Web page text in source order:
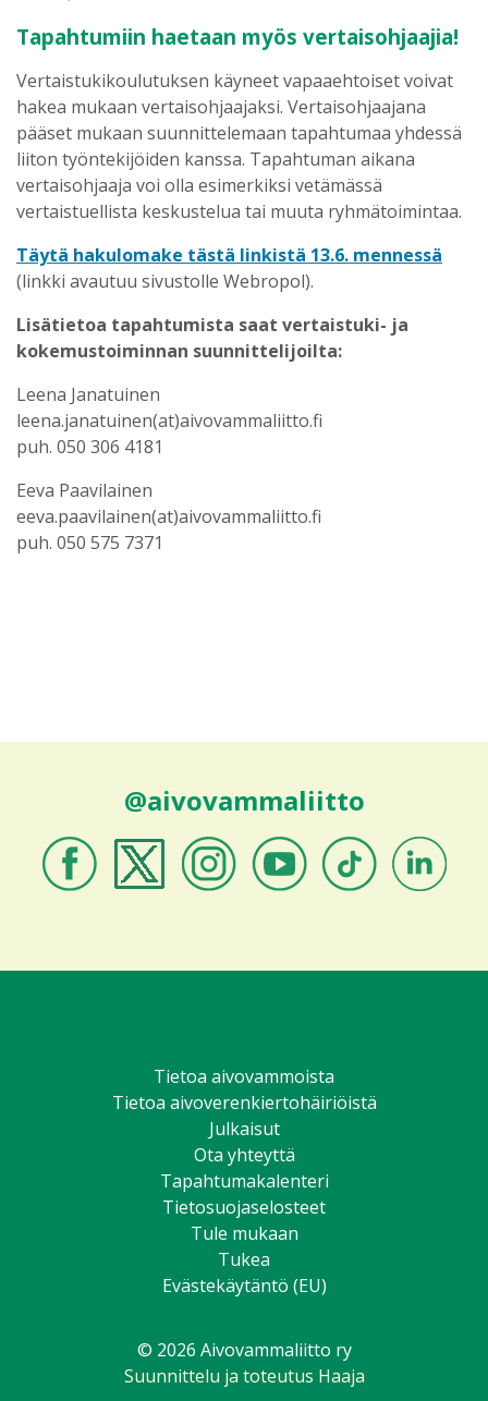
Tapahtumiin haetaan myös vertaisohjaajia!
Vertaistukikoulutuksen käyneet vapaaehtoiset voivat
hakea mukaan vertaisohjaajaksi. Vertaisohjaajana
pääset mukaan suunnittelemaan tapahtumaa yhdessä
liiton työntekijöiden kanssa. Tapahtuman aikana
vertaisohjaaja voi olla esimerkiksi vetämässä
vertaistuellista keskustelua tai muuta ryhmätoimintaa.
Täytä hakulomake tästä linkistä 13.6. mennessä
(linkki avautuu sivustolle Webropol).
Lisätietoa tapahtumista saat vertaistuki- ja
kokemustoiminnan suunnittelijoilta:
Leena Janatuinen
leena.janatuinen(at)aivovammaliitto.fi
puh. 050 306 4181
Eeva Paavilainen
eeva.paavilainen(at)aivovammaliitto.fi
puh. 050 575 7371
@aivovammaliitto
Tietoa aivovammoista
Tietoa aivoverenkiertohäiriöistä
Julkaisut
Ota yhteyttä
Tapahtumakalenteri
Tietosuojaselosteet
Tule mukaan
Tukea
Evästekäytäntö (EU)
© 2026 Aivovammaliitto ry
Suunnittelu ja toteutus Haaja